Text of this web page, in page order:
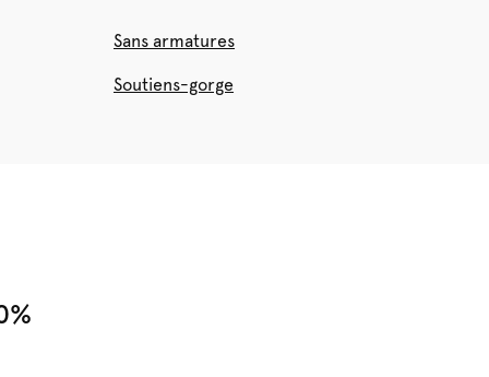
Sans armatures
Soutiens-gorge